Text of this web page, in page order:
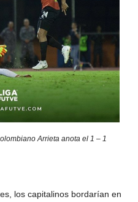
Arrieta anota el 1 – 1
los capitalinos bordarían en